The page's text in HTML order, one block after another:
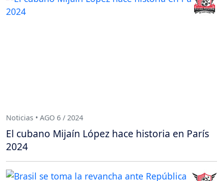
Noticias • AGO 6 / 2024
El cubano Mijaín López hace historia en París
2024